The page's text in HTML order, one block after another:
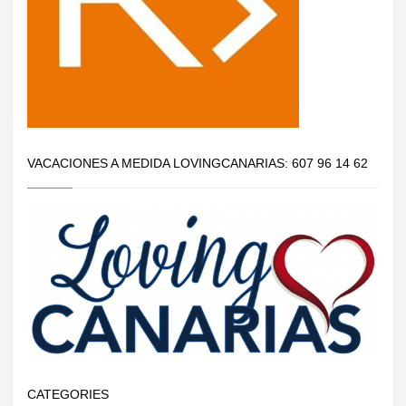
VACACIONES A MEDIDA LOVINGCANARIAS: 607 96 14 62
CATEGORIES